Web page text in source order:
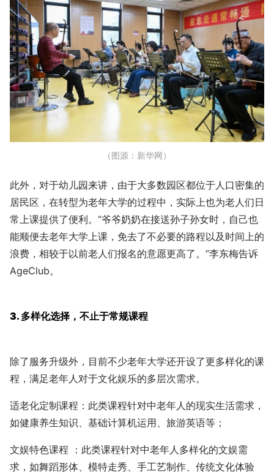
（图源：新华网）
此外，对于幼儿园来讲，由于大多数园区都位于人口密集的
居民区，在转型为老年大学的过程中，实际上也为老人们日
常上课提供了便利。“爷爷奶奶在接送孙子孙女时，自己也
能顺便去老年大学上课，免去了不必要的路程以及时间上的
浪费，相较于以前老人们报名的意愿更高了。”李东梅告诉
AgeClub。
3. 多样化选择，不止于常规课程
除了服务升级外，目前不少老年大学还开设了更多样化的课
程，满足老年人对于文化娱乐的多层次需求。
适老化定制课程：此类课程针对中老年人的现实生活需求，
如健康养生知识、基础计算机运用、旅游英语等；
文娱特色课程 ：此类课程针对中老年人多样化的文娱需
求，如舞蹈形体、模特走秀、手工艺制作、传统文化体验